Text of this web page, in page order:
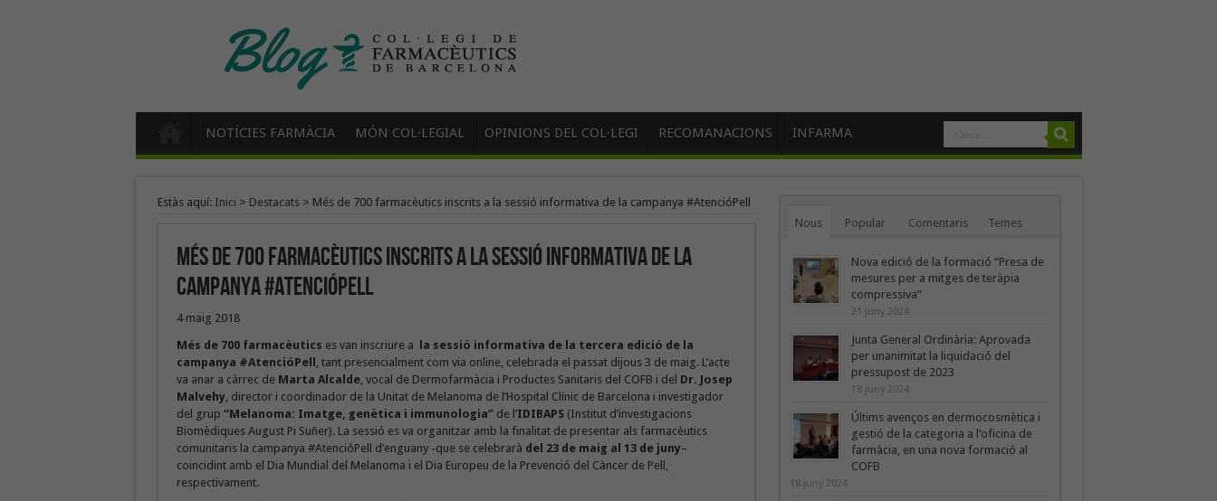
NOTÍCIES FARMÀCIA MÓN COL·LEGIAL OPINIONS DEL COL·LEGI RECOMANACIONS INFARMA
Estàs aquí: Inici > Destacats> Més de 700 farmacèutics inscrits a la sessió informativa de la campanya #AtencióPell
Més de 700 farmacèutics inscrits a la sessió informativa de la
campanya #AtencióPell
4 maig 2018
Més de 700 farmacèutics es van inscriure a
la sessió informativa de la tercera edició de la
campanya #AtencióPell , tant presencialment com via online, celebrada el passat dijous 3 de maig. L’acte
va anar a càrrec de Marta Alcalde, vocal de Dermofarmàcia i Productes Sanitaris del COFB i del Dr. Josep
Malvehy, director i coordinador de la Unitat de Melanoma de l’Hospital Clínic de Barcelona i investigador
del grup “Melanoma: Imatge, genètica i immunologia”de l’IDIBAPS(Institut d’investigacions
Biomèdiques August Pi Suñer). La sessió es va organitzar amb la finalitat de presentar als farmacèutics
comunitaris la campanya #AtencióPell d’enguany -que se celebrarà del 23 de maig al 13 de juny–
coincidint amb el Dia Mundial del Melanoma i el Dia Europeu de la Prevenció del Càncer de Pell,
respectivament.
Nous Popular Comentaris Temes
Nova edició de la formació “Presa de
mesures per a mitges de teràpia
compressiva”
21 juny 2024
Junta General Ordinària: Aprovada
per unanimitat la liquidació del
pressupost de 2023
18 juny 2024
Últims avenços en dermocosmètica i
gestió de la categoria a l’oficina de
farmàcia, en una nova formació al
COFB
18 juny 2024